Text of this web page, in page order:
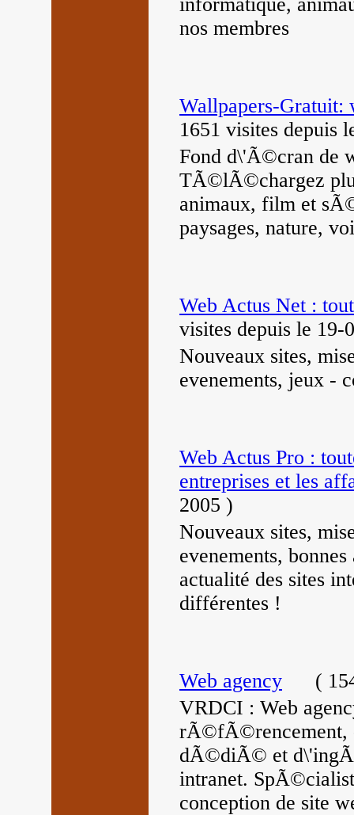
nos membres
Wallpapers-
1651 visites depuis
Fond d\'Ã©cran de
TÃ©lÃ©chargez
animaux, film et
paysages, nature,
Web Actus Net :
visites depuis le 19-
Nouveaux sites,
evenements, jeux -
Web Actus Pro :
entreprises et les
2005 )
Nouveaux sites,
evenements,
actualité des sites
différentes !
Web agency (
VRDCI : Web
rÃ©fÃ©rencement,
dÃ©diÃ© et
intranet.
conception de site